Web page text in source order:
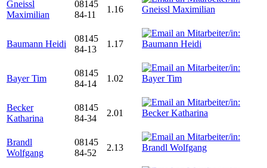
Gneissl
Maximilian
08145
84-11
1.16
Baumann Heidi
08145
84-13
1.17
Bayer Tim
08145
84-14
1.02
Becker
Katharina
08145
84-34
2.01
Brandl
Wolfgang
08145
84-52
2.13